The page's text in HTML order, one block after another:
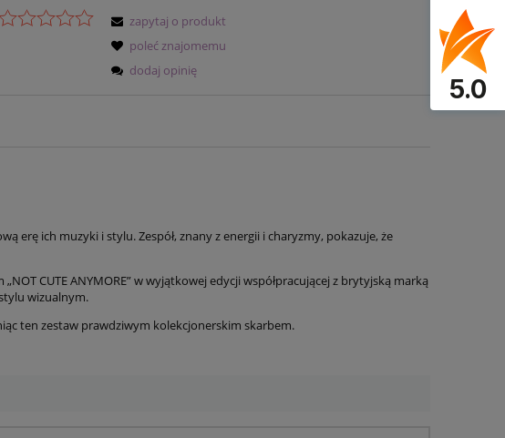
zapytaj o produkt
poleć znajomemu
dodaj opinię
erę ich muzyki i stylu. Zespół, znany z energii i charyzmy, pokazuje, że
CUTE ANYMORE” w wyjątkowej edycji współpracującej z brytyjską marką
wizualnym.
ten zestaw prawdziwym kolekcjonerskim skarbem.
5.0